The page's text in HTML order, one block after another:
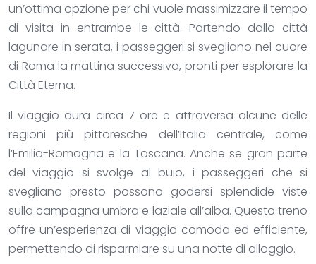
un’ottima opzione per chi vuole massimizzare il tempo
di visita in entrambe le città. Partendo dalla città
lagunare in serata, i passeggeri si svegliano nel cuore
di Roma la mattina successiva, pronti per esplorare la
Città Eterna.
Il viaggio dura circa 7 ore e attraversa alcune delle
regioni più pittoresche dell’Italia centrale, come
l’Emilia-Romagna e la Toscana. Anche se gran parte
del viaggio si svolge al buio, i passeggeri che si
svegliano presto possono godersi splendide viste
sulla campagna umbra e laziale all’alba. Questo treno
offre un’esperienza di viaggio comoda ed efficiente,
permettendo di risparmiare su una notte di alloggio.